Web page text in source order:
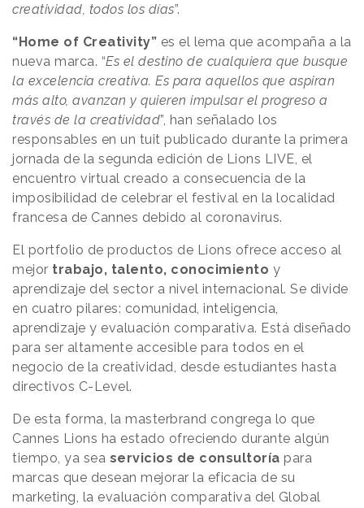
creatividad, todos los días”.
“Home of Creativity” es el lema que acompaña a la
nueva marca. “Es el destino de cualquiera que busque
la excelencia creativa. Es para aquellos que aspiran
más alto, avanzan y quieren impulsar el progreso a
través de la creatividad”, han señalado los
responsables en un tuit publicado durante la primera
jornada de la segunda edición de Lions LIVE, el
encuentro virtual creado a consecuencia de la
imposibilidad de celebrar el festival en la localidad
francesa de Cannes debido al coronavirus.
El portfolio de productos de Lions ofrece acceso al
mejor trabajo, talento, conocimiento y
aprendizaje del sector a nivel internacional. Se divide
en cuatro pilares: comunidad, inteligencia,
aprendizaje y evaluación comparativa. Está diseñado
para ser altamente accesible para todos en el
negocio de la creatividad, desde estudiantes hasta
directivos C-Level.
De esta forma, la masterbrand congrega lo que
Cannes Lions ha estado ofreciendo durante algún
tiempo, ya sea servicios de consultoría para
marcas que desean mejorar la eficacia de su
marketing, la evaluación comparativa del Global